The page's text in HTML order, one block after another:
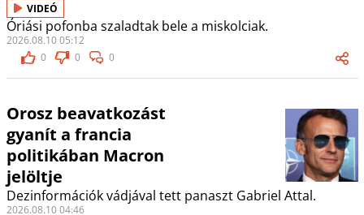
VIDEÓ
Óriási pofonba szaladtak bele a miskolciak.
2026.08.10 05:12
0
0 0
Orosz beavatkozást
gyanít a francia
politikában Macron
jelöltje
Dezinformációk vádjával tett panaszt Gabriel Attal.
2026.08.10 04:46